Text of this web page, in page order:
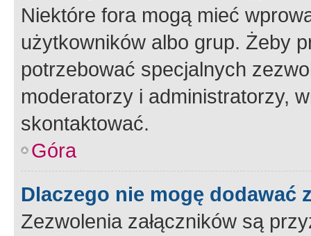
Niektóre fora mogą mieć
użytkowników albo grup. Żeby
potrzebować specjalnych
moderatorzy i administratorzy,
skontaktować.
Góra
Dlaczego nie mogę dodawać
Zezwolenia załączników są